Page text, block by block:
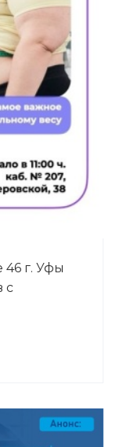
46 г. Уфы
с